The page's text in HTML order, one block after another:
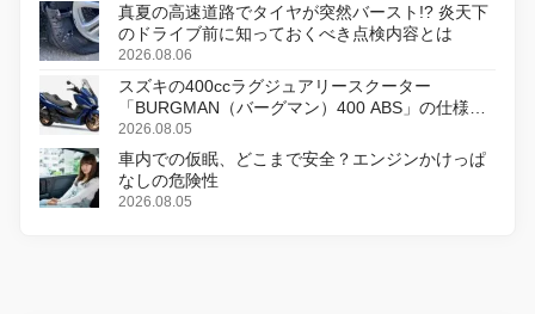
真夏の高速道路でタイヤが突然バースト!? 炎天下
のドライブ前に知っておくべき点検内容とは
2026.08.06
スズキの400ccラグジュアリースクーター
「BURGMAN（バーグマン）400 ABS」の仕様を
変更し、8月18日に発売
2026.08.05
車内での仮眠、どこまで安全？エンジンかけっぱ
なしの危険性
2026.08.05